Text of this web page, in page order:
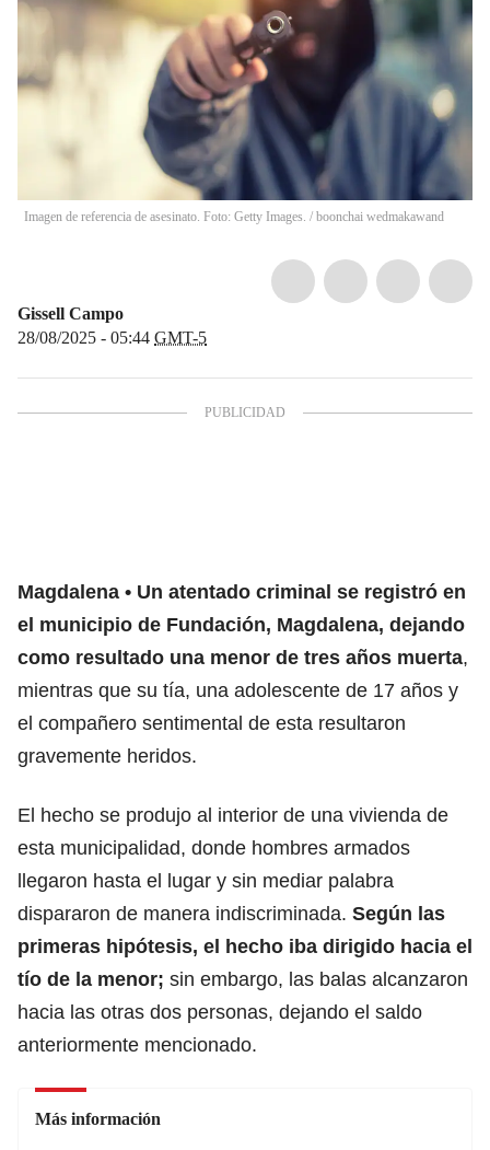
Imagen de referencia de asesinato. Foto: Getty Images. / boonchai wedmakawand
Gissell Campo
28/08/2025 - 05:44 GMT-5
Magdalena
Un atentado criminal se registró en
el municipio de Fundación, Magdalena, dejando
como resultado una menor de tres años muerta,
mientras que su tía, una adolescente de 17 años y
el compañero sentimental de esta resultaron
gravemente heridos.
El hecho se produjo al interior de una vivienda de
esta municipalidad, donde hombres armados
llegaron hasta el lugar y sin mediar palabra
dispararon de manera indiscriminada. Según las
primeras hipótesis, el hecho iba dirigido hacia el
tío de la menor; sin embargo, las balas alcanzaron
hacia las otras dos personas, dejando el saldo
anteriormente mencionado.
Más información